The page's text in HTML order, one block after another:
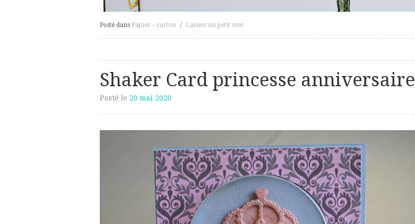
Posté dans Papier – carton / Laisser un petit mot
Shaker Card princesse anniversaire
Posté le 20 mai 2020